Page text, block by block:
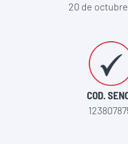
20 de
COD.